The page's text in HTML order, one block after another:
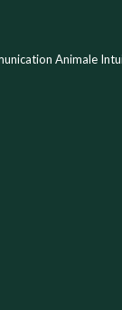
Animale